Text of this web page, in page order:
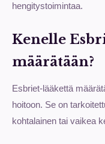
hengitystoimintaa.
Kenelle
määrätään?
Esbriet-lääkettä
hoitoon. Se on
kohtalainen tai vaikea